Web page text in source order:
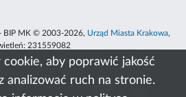
aby poprawić jakość
analizować ruch na stronie.
BIP MK © 2003-2026, Urząd Miasta Krakowa,
231559082